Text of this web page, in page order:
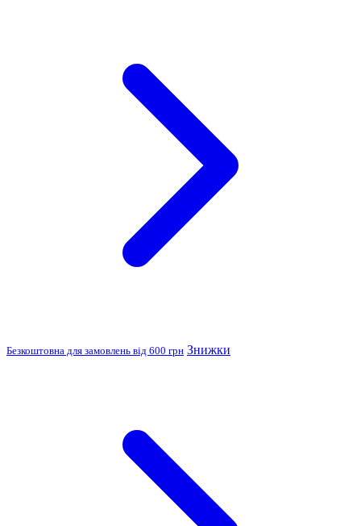
Безкоштовна для замовлень від 600 грн Знижки